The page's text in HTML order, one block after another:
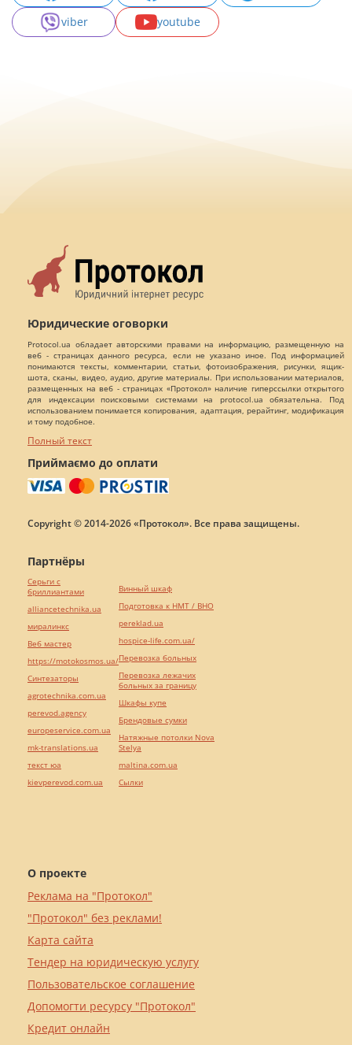
viber
youtube
Юридические оговорки
Protocol.ua обладает авторскими правами на информацию, размещенную на
веб - страницах данного ресурса, если не указано иное. Под информацией
понимаются тексты, комментарии, статьи, фотоизображения, рисунки, ящик-
шота, сканы, видео, аудио, другие материалы. При использовании материалов,
размещенных на веб - страницах «Протокол» наличие гиперссылки открытого
для индексации поисковыми системами на protocol.ua обязательна. Под
использованием понимается копирования, адаптация, рерайтинг, модификация
и тому подобное.
Полный текст
Приймаємо до оплати
Copyright © 2014-2026 «Протокол». Все права защищены.
О проекте
Реклама на "Протокол"
"Протокол" без реклами!
Карта сайта
Тендер на юридическую услугу
Пользовательское соглашение
Допомогти ресурсу "Протокол"
Кредит онлайн
Партнёры
Серьги с
бриллиантами
alliancetechnika.ua
миралинкс
Веб мастер
https://motokosmos.ua/
Синтезаторы
agrotechnika.com.ua
perevod.agency
europeservice.com.ua
mk-translations.ua
текст юа
kievperevod.com.ua
Винный шкаф
Подготовка к НМТ / ВНО
pereklad.ua
hospice-life.com.ua/
Перевозка больных
Перевозка лежачих
больных за границу
Шкафы купе
Брендовые сумки
Натяжные потолки Nova
Stelya
maltina.com.ua
Cылки